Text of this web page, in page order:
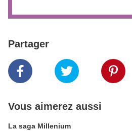
Partager
Vous aimerez aussi
La saga Millenium